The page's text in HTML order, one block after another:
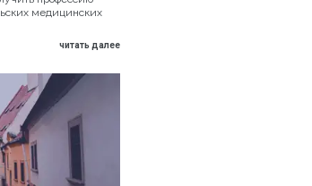
медицинских
читать далее